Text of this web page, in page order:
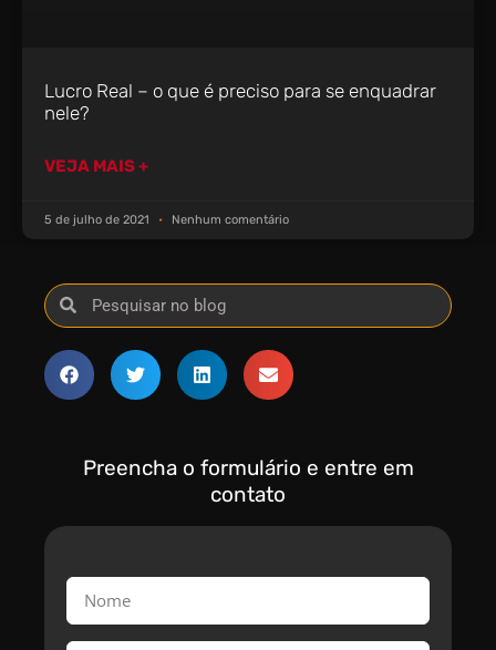
Lucro Real – o que é preciso para se enquadrar
nele?
VEJA MAIS +
5 de julho de 2021 Nenhum comentário
Preencha o formulário e entre em
contato